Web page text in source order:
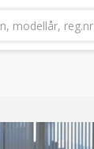
modellår, reg.nr